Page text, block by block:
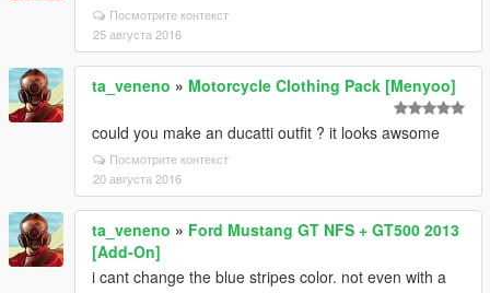
Посмотрите контекст
25 августа 2016
ta_veneno » Motorcycle Clothing Pack [Menyoo]
could you make an ducatti outfit ? it looks awsome
Посмотрите контекст
20 августа 2016
ta_veneno » Ford Mustang GT NFS + GT500 2013
[Add-On]
i cant change the blue stripes color. not even with a